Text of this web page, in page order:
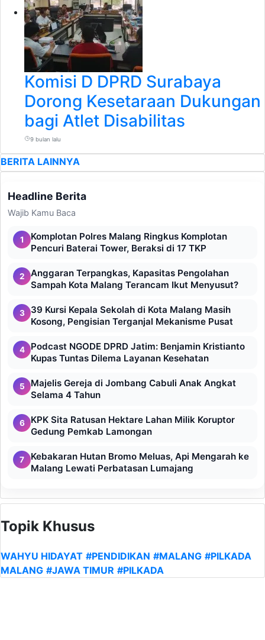
Komisi D DPRD Surabaya
Dorong Kesetaraan Dukungan
bagi Atlet Disabilitas
9 bulan lalu
BERITA LAINNYA
Headline Berita
Wajib Kamu Baca
1
Komplotan Polres Malang Ringkus Komplotan
Pencuri Baterai Tower, Beraksi di 17 TKP
2
Anggaran Terpangkas, Kapasitas Pengolahan
Sampah Kota Malang Terancam Ikut Menyusut?
3
39 Kursi Kepala Sekolah di Kota Malang Masih
Kosong, Pengisian Terganjal Mekanisme Pusat
4
Podcast NGODE DPRD Jatim: Benjamin Kristianto
Kupas Tuntas Dilema Layanan Kesehatan
5
Majelis Gereja di Jombang Cabuli Anak Angkat
Selama 4 Tahun
6
KPK Sita Ratusan Hektare Lahan Milik Koruptor
Gedung Pemkab Lamongan
7
Kebakaran Hutan Bromo Meluas, Api Mengarah ke
Malang Lewati Perbatasan Lumajang
Topik Khusus
WAHYU HIDAYAT #PENDIDIKAN #MALANG #PILKADA
MALANG #JAWA TIMUR #PILKADA